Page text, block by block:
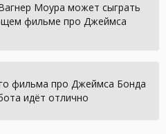
Моура может сыграть
фильме про Джеймса
фильма про Джеймса Бонда
идёт отлично